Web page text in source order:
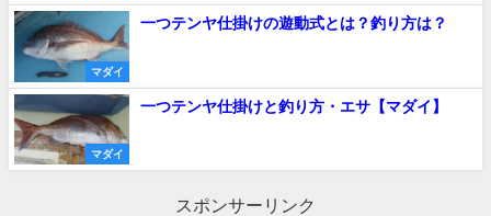
マダイ
一つテンヤ仕掛けの遊動式とは？釣り方は？
マダイ
一つテンヤ仕掛けと釣り方・エサ【マダイ】
スポンサーリンク